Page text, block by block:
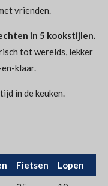
vrienden.
in 5 kookstijlen.
tot werelds, lekker
klaar.
in de keuken.
Fietsen
Lopen